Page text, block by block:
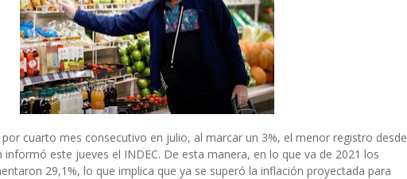
cuarto mes consecutivo en julio, al marcar un 3%, el menor registro desde
informó este jueves el INDEC. De esta manera, en lo que va de 2021 los
29,1%, lo que implica que ya se superó la inflación proyectada para